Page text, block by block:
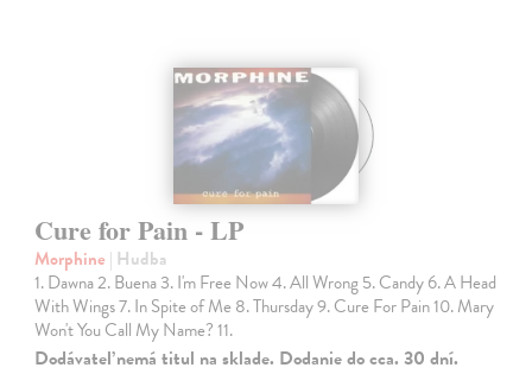
Cure for Pain - LP
Morphine | Hudba
1. Dawna 2. Buena 3. I'm Free Now 4. All Wrong 5. Candy 6. A Head
With Wings 7. In Spite of Me 8. Thursday 9. Cure For Pain 10. Mary
Won't You Call My Name? 11.
Dodávateľ nemá titul na sklade. Dodanie do cca. 30 dní.